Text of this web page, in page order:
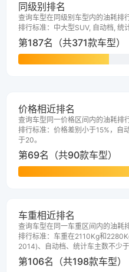
同级别排名
查询车型在同级别车型内的油耗排
排行标准：中大型SUV, 自动档, 统
第187名（共371款车型）
价格相近排名
查询车型同一价格区间内的油耗排
排行标准：价格差别小于15%，自
于20。
第69名（共90款车型）
车重相近排名
查询车型在同一车重区间内的油耗
排行标准：车重在2110Kg和
2014)、自动档、统计车主数不少于
第106名（共198款车型）